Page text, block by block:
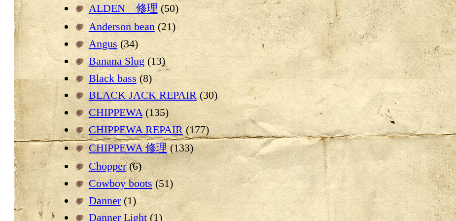
ALDEN 修理 (50)
Anderson bean(21)
Angus (34)
Banana Slug (13)
Black bass (8)
BLACK JACK REPAIR(30)
CHIPPEWA(135)
CHIPPEWA REPAIR(177)
CHIPPEWA 修理(133)
Chopper(6)
Cowboy boots(51)
Danner(1)
Danner Light(1)